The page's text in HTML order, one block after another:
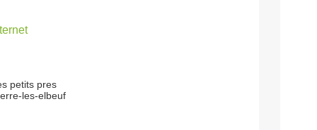
petits pres
les-elbeuf